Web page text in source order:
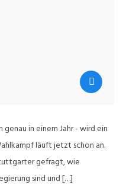
in einem Jahr - wird ein
läuft jetzt schon an.
gefragt, wie
sind und […]